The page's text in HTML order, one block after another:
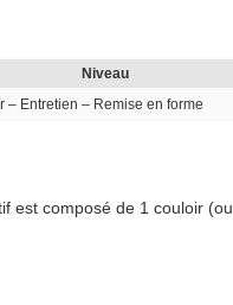
Niveau
– Entretien – Remise en forme
est composé de 1 couloir (ou